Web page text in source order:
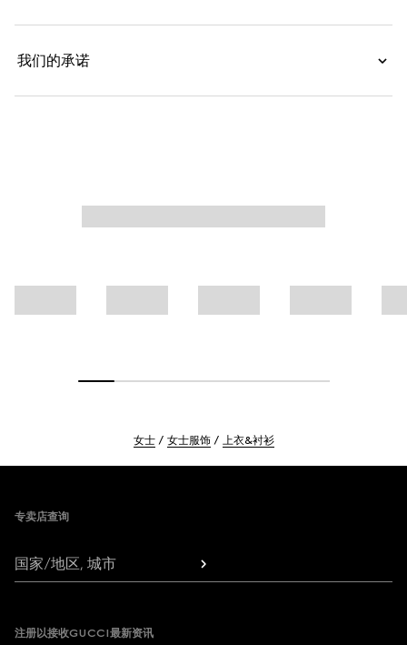
我们的承诺
女士 女士服饰 上衣&衬衫
专卖店查询
国家/地区, 城市
注册以接收GUCCI最新资讯